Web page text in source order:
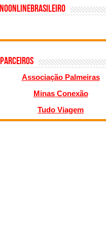
Associação Palmeiras
Minas Conexão
Tudo Viagem